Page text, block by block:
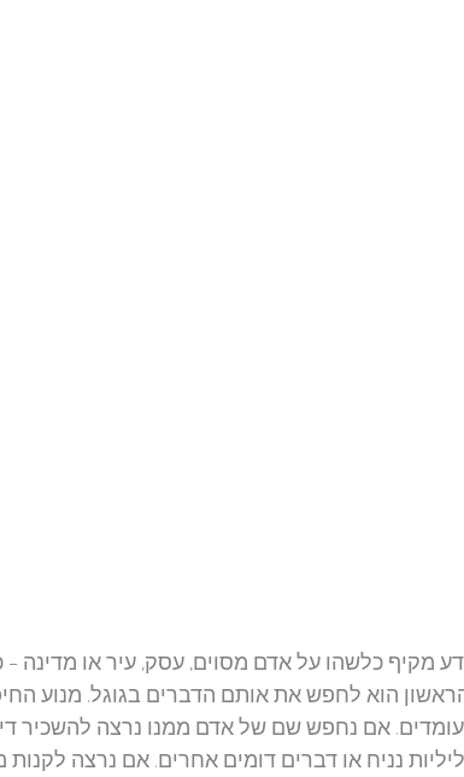
מקיף כלשהו על אדם מסוים, עסק, עיר או
הוא לחפש את אותם הדברים בגוגל. מנוע
עומדים. אם נחפש שם של אדם ממנו נרצה להשכיר
נניח או דברים דומים אחרים. אם נרצה